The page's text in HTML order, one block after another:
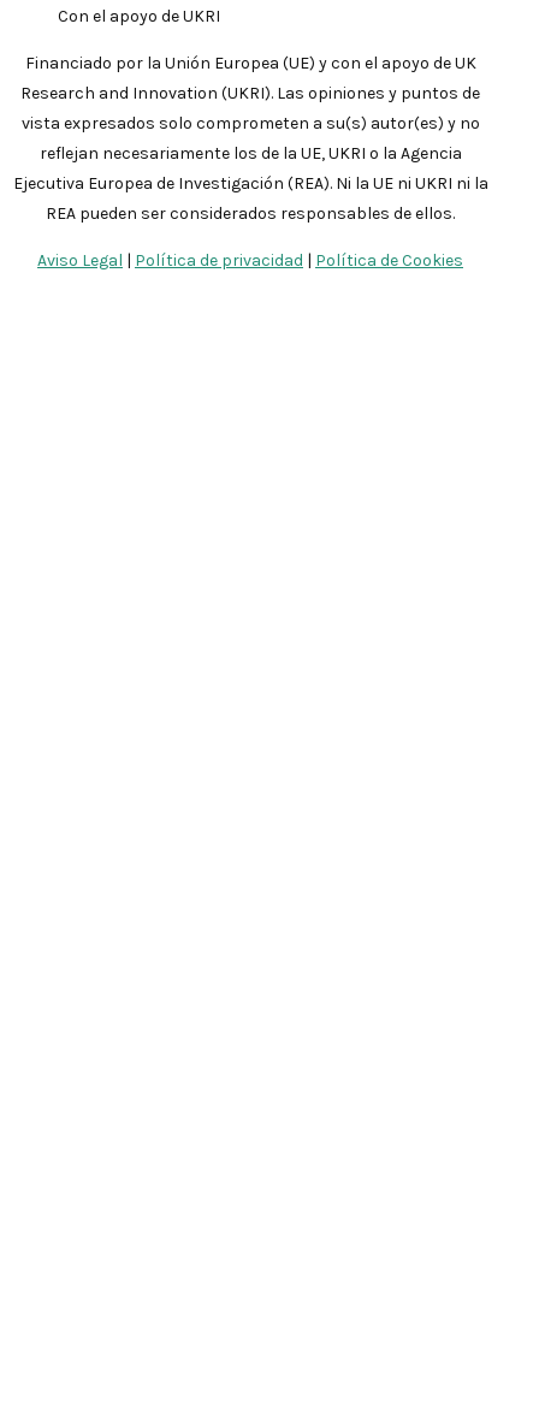
Con el apoyo de UKRI
Financiado por la Unión Europea (UE) y con el apoyo de UK
Research and Innovation (UKRI). Las opiniones y puntos de
vista expresados solo comprometen a su(s) autor(es) y no
reflejan necesariamente los de la UE, UKRI o la Agencia
Ejecutiva Europea de Investigación (REA). Ni la UE ni UKRI ni la
REA pueden ser considerados responsables de ellos.
Aviso Legal | Política de privacidad | Política de Cookies